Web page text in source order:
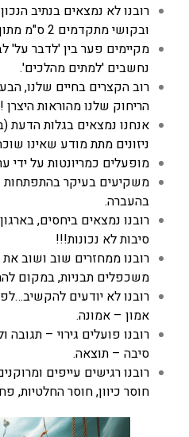
רובנו לא נמצאים בנתיב
ובקושי מתקדמים 2 ס"מ מתוך 100.
מקיימים פער בין 'לדבר על'
נחשבים 'למתים מהלכים'.
רוב הקצרים בחיים שלנו,
הריחוק שלנו מהוראות היצרן
אנחנו נמצאים בגלות הדעת
ניזונים מתת מודע שאינו
מופעלים כמריונטות על ידי
משקיעים בעיקר בהתפתחות
בהעברה.
רובנו נמצאים ביחסים,
סיבות לא נכונות!!!
רובנו ממחזרים שוב ושוב
משכפלים תבניות, במקום
רובנו לא יודעים
אמון – אמונה.
רובנו פועלים גירוי –
סיבה – תוצאה.
רובנו רגישים עייפים
חוסר כיוון, חוסר החלטיות,